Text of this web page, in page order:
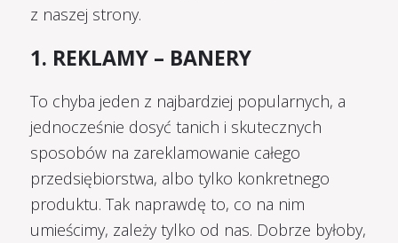
z naszej strony.
1. REKLAMY – BANERY
To chyba jeden z najbardziej popularnych, a
jednocześnie dosyć tanich i skutecznych
sposobów na zareklamowanie całego
przedsiębiorstwa, albo tylko konkretnego
produktu. Tak naprawdę to, co na nim
umieścimy, zależy tylko od nas. Dobrze byłoby,